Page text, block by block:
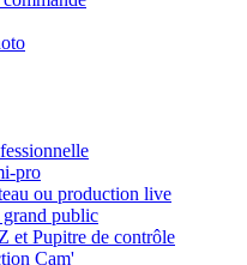
pro
ou production live
grand public
et Pupitre de contrôle
Cam'